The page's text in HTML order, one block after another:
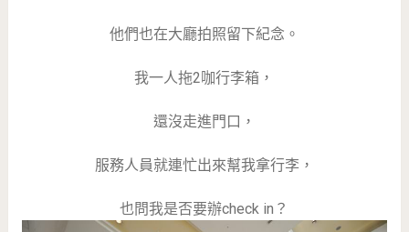
他們也在大廳拍照留下紀念。
我一人拖2咖行李箱，
還沒走進門口，
服務人員就連忙出來幫我拿行李，
也問我是否要辦check in？